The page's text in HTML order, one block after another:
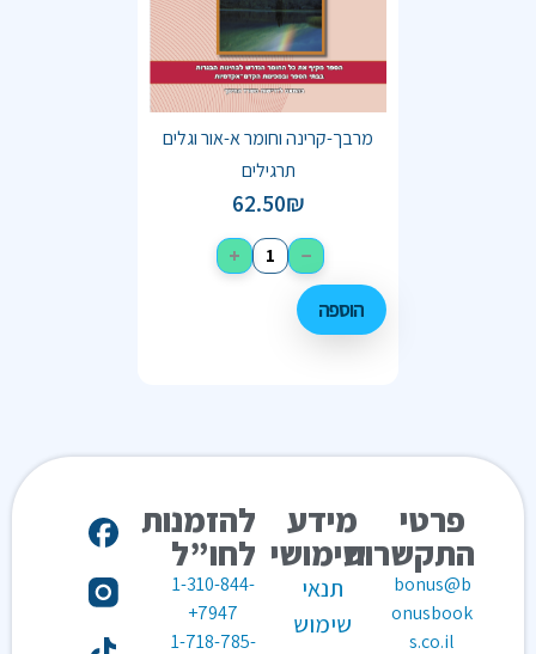
מרבך-קרינה וחומר א-אור וגלים
תרגילים
62.50₪
−
+
הוספה
פרטי
התקשרות
bonus@b
onusbook
s.co.il
מידע
שימושי
תנאי
שימוש
להזמנות
לחו”ל
1-310-844-
7947+
1-718-785-